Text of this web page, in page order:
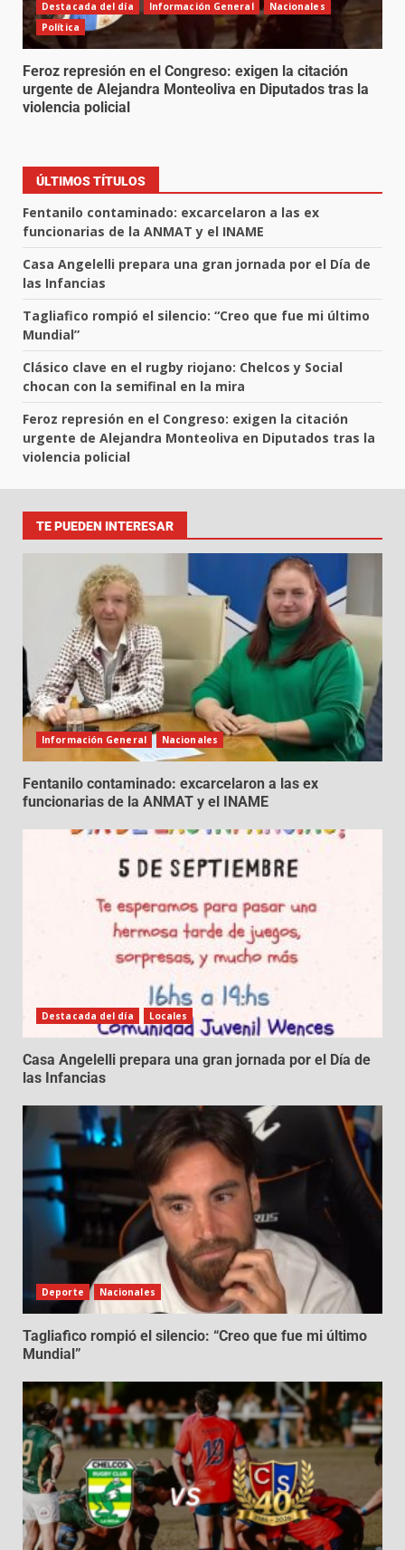
Destacada del día Información General
Nacionales
Política
Feroz represión en el Congreso: exigen la citación
urgente de Alejandra Monteoliva en Diputados tras la
violencia policial
ÚLTIMOS TÍTULOS
Fentanilo contaminado: excarcelaron a las ex
funcionarias de la ANMAT y el INAME
Casa Angelelli prepara una gran jornada por el Día de
las Infancias
Tagliafico rompió el silencio: “Creo que fue mi último
Mundial”
Clásico clave en el rugby riojano: Chelcos y Social
chocan con la semifinal en la mira
Feroz represión en el Congreso: exigen la citación
urgente de Alejandra Monteoliva en Diputados tras la
violencia policial
TE PUEDEN INTERESAR
Información General Nacionales
Fentanilo contaminado: excarcelaron a las ex
funcionarias de la ANMAT y el INAME
Destacada del día Locales
Casa Angelelli prepara una gran jornada por el Día de
las Infancias
Deporte Nacionales
Tagliafico rompió el silencio: “Creo que fue mi último
Mundial”